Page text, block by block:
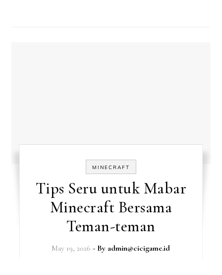
MINECRAFT
Tips Seru untuk Mabar
Minecraft Bersama
Teman-teman
May 19, 2026 - By admin@cicigame.id